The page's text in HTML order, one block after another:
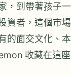
，到帶著孩子一
資者，這個市場
的面交文化、本
收藏在這座